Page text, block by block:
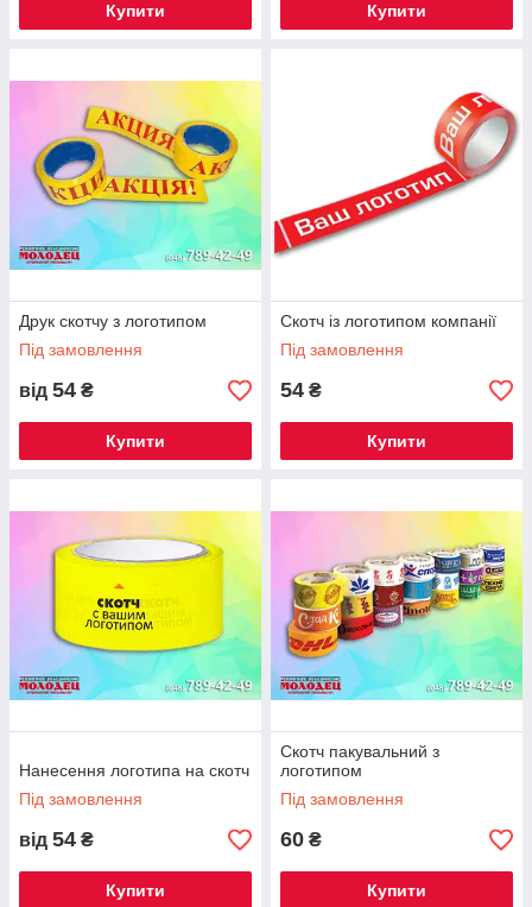
Купити Купити
Друк скотчу з логотипом
Під замовлення
від 54 ₴
Купити
Скотч із логотипом компанії
Під замовлення
54 ₴
Купити
Нанесення логотипа на скотч
Під замовлення
від 54 ₴
Купити
Скотч пакувальний з
логотипом
Під замовлення
60 ₴
Купити